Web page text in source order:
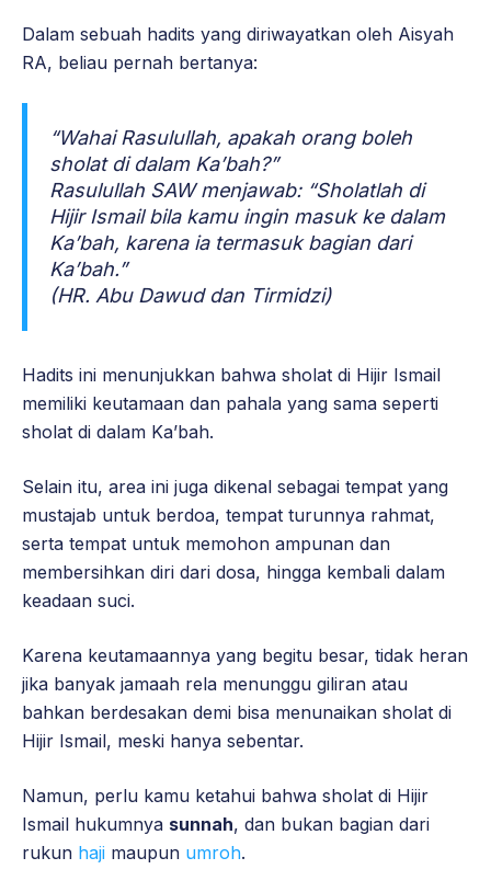
Dalam sebuah hadits yang diriwayatkan oleh Aisyah
RA, beliau pernah bertanya:
“Wahai Rasulullah, apakah orang boleh
sholat di dalam Ka’bah?”
Rasulullah SAW menjawab: “Sholatlah di
Hijir Ismail bila kamu ingin masuk ke dalam
Ka’bah, karena ia termasuk bagian dari
Ka’bah.”
(HR. Abu Dawud dan Tirmidzi)
Hadits ini menunjukkan bahwa sholat di Hijir Ismail
memiliki keutamaan dan pahala yang sama seperti
sholat di dalam Ka’bah.
Selain itu, area ini juga dikenal sebagai tempat yang
mustajab untuk berdoa, tempat turunnya rahmat,
serta tempat untuk memohon ampunan dan
membersihkan diri dari dosa, hingga kembali dalam
keadaan suci.
Karena keutamaannya yang begitu besar, tidak heran
jika banyak jamaah rela menunggu giliran atau
bahkan berdesakan demi bisa menunaikan sholat di
Hijir Ismail, meski hanya sebentar.
Namun, perlu kamu ketahui bahwa sholat di Hijir
Ismail hukumnya sunnah, dan bukan bagian dari
rukun haji maupun umroh.